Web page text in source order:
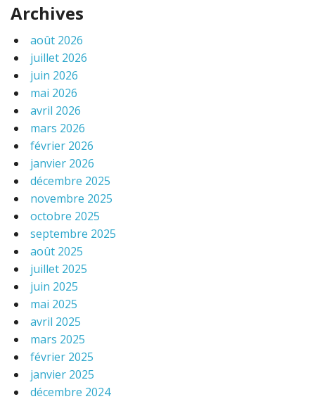
Archives
août 2026
juillet 2026
juin 2026
mai 2026
avril 2026
mars 2026
février 2026
janvier 2026
décembre 2025
novembre 2025
octobre 2025
septembre 2025
août 2025
juillet 2025
juin 2025
mai 2025
avril 2025
mars 2025
février 2025
janvier 2025
décembre 2024